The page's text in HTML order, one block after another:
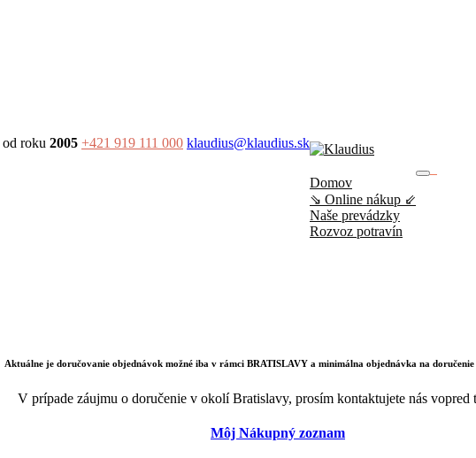
od roku 2005 +421 919 111 000 klaudius@klaudius.sk
Domov
⇘ Online nákup ⇙
Naše prevádzky
Rozvoz potravín
Aktuálne je doručovanie objednávok možné iba v rámci BRATISLAVY a minimálna objednávka na
V prípade záujmu o doručenie v okolí Bratislavy, prosím kontaktujete nás vopred
Môj Nákupný zoznam